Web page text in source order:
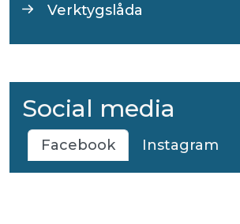
Verktygslåda
Social media
Facebook Instagram